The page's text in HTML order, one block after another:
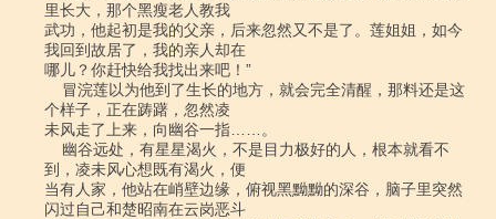
里长大，那个黑瘦老人教我
武功，他起初是我的父亲，后来忽然又不是了。莲姐姐，如今
我回到故居了，我的亲人却在
哪儿？你赶快给我找出来吧！”
个样子，正在踌躇，忽然凌
未风走了上来，向幽谷一指……。
到，凌未风心想既有渴火，便
当有人家，他站在峭壁边缘，俯视黑黝黝的深谷，脑子里突然
闪过自己和楚昭南在云岗恶斗